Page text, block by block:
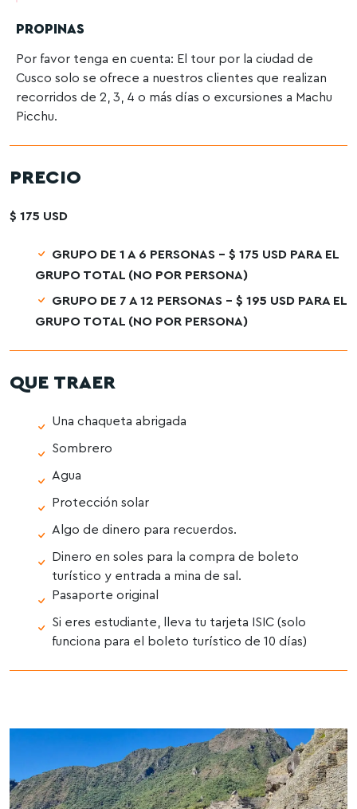
PROPINAS
Por favor tenga en cuenta: El tour por la ciudad de
Cusco solo se ofrece a nuestros clientes que realizan
recorridos de 2, 3, 4 o más días o excursiones a Machu
Picchu.
PRECIO
$ 175 USD
GRUPO DE 1 A 6 PERSONAS – $ 175 USD PARA EL
GRUPO TOTAL (NO POR PERSONA)
GRUPO DE 7 A 12 PERSONAS – $ 195 USD PARA EL
GRUPO TOTAL (NO POR PERSONA)
QUE TRAER
Una chaqueta abrigada
Sombrero
Agua
Protección solar
Algo de dinero para recuerdos.
Dinero en soles para la compra de boleto
turístico y entrada a mina de sal.
Pasaporte original
Si eres estudiante, lleva tu tarjeta ISIC (solo
funciona para el boleto turístico de 10 días)